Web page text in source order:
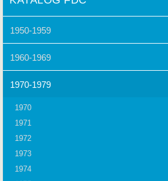
1950-1959
1960-1969
1970-1979
1970
1971
1972
1973
1974